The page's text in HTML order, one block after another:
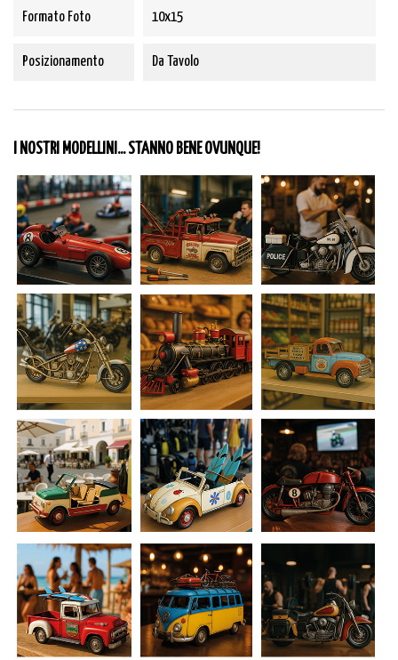
Formato Foto 10x15
Posizionamento Da Tavolo
I NOSTRI MODELLINI... STANNO BENE OVUNQUE!